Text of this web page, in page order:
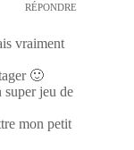
RÉPONDRE
vraiment
🙂
super jeu de
mon petit